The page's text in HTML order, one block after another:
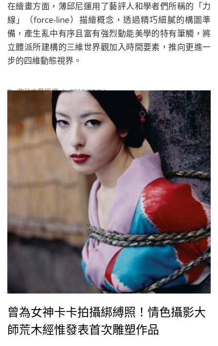
在繪畫方面，薄邱尼運用了藝評人和學者們所稱的「力
線」（force-line）描繪概念，透過精巧細膩的構圖準
備，產生亂中有序且富有強烈動能美學的特有筆觸，將
立體派所建構的三維世界觀加入時間要素，推向更進一
步的四維動態視界。
By非池中藝術網| 2019/07/24
曾為女神卡卡拍攝綁縛照！情色攝影大
師荒木經惟發表首次雕塑作品